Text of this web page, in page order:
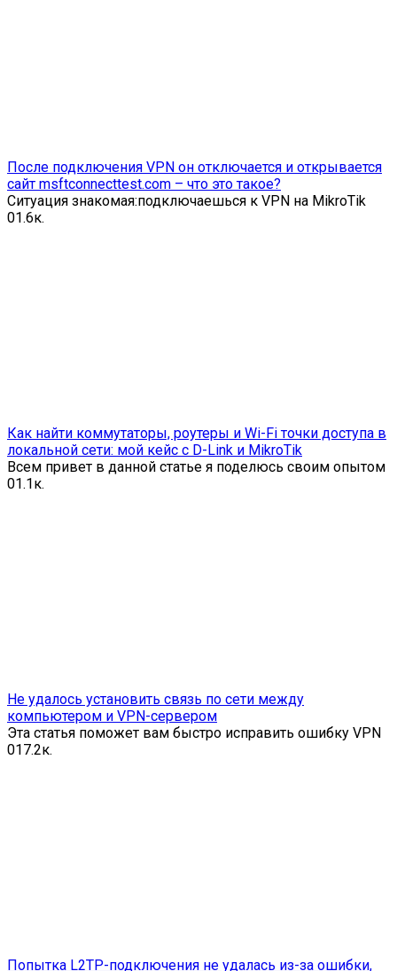
После подключения VPN он отключается и открывается
сайт msftconnecttest.com – что это такое?
Ситуация знакомая:подключаешься к VPN на MikroTik
01.6к.
Как найти коммутаторы, роутеры и Wi-Fi точки доступа в
локальной сети: мой кейс с D-Link и MikroTik
Всем привет в данной статье я поделюсь своим опытом
01.1к.
Не удалось установить связь по сети между
компьютером и VPN-сервером
Эта статья поможет вам быстро исправить ошибку VPN
017.2к.
Попытка L2TP-подключения не удалась из-за ошибки,